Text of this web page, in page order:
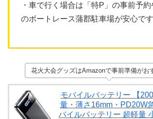
・車で行く場合は「特P」の事前予
のボートレース蒲郡駐車場が安心です
花火大会グッズはAmazonで事前準備がお
モバイルバッテリー 【
量・薄さ16mm・PD20W
バイルバッテリー 超軽量